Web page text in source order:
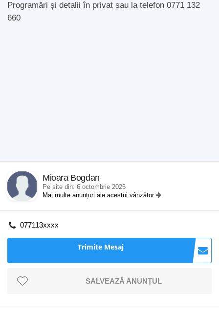
Programări și detalii în privat sau la telefon 0771 132
660
Mioara Bogdan
Pe site din: 6 octombrie 2025
Mai multe anunțuri ale acestui vânzător
077113xxxx
Trimite Mesaj
SALVEAZĂ ANUNȚUL